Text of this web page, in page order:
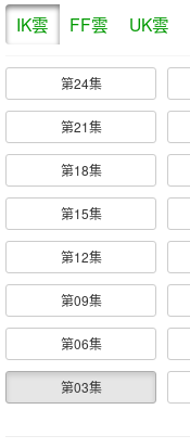
IK雲 FF雲 UK雲
第24集
第21集
第18集
第15集
第12集
第09集
第06集
第03集